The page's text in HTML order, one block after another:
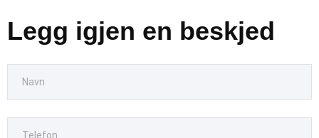
Legg igjen en beskjed